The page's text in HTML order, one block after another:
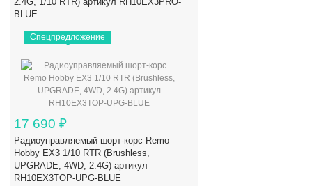
BLUE
Спецпредложение
17 690 ₽
Радиоуправляемый шорт-корс Remo
Hobby EX3 1/10 RTR (Brushless,
UPGRADE, 4WD, 2.4G) артикул
RH10EX3TOP-UPG-BLUE